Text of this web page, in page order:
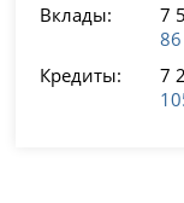
Вклады:
7
Кредиты:
7